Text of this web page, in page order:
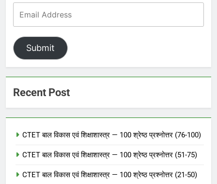
Submit
Recent Post
CTET बाल विकास एवं शिक्षाशास्त्र — 100 श्रेष्ठ प्रश्नोत्तर (76-100)
CTET बाल विकास एवं शिक्षाशास्त्र — 100 श्रेष्ठ प्रश्नोत्तर (51-75)
CTET बाल विकास एवं शिक्षाशास्त्र — 100 श्रेष्ठ प्रश्नोत्तर (21-50)